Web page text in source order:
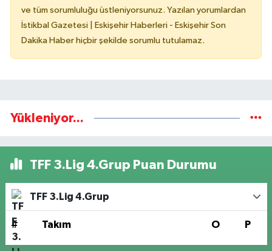
ve tüm sorumluluğu üstleniyorsunuz. Yazılan yorumlardan
İstikbal Gazetesi | Eskişehir Haberleri - Eskişehir Son
Dakika Haber hiçbir şekilde sorumlu tutulamaz.
Yükleniyor...
TFF 3.Lig 4.Grup Puan Durumu
TFF 3.Lig 4.Grup
# Takım O P